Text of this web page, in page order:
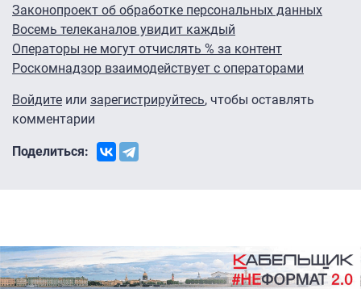
Законопроект об обработке персональных данных
Восемь телеканалов увидит каждый
Операторы не могут отчислять % за контент
Роскомнадзор взаимодействует с операторами
Войдите или зарегистрируйтесь, чтобы оставлять
комментарии
Поделиться: